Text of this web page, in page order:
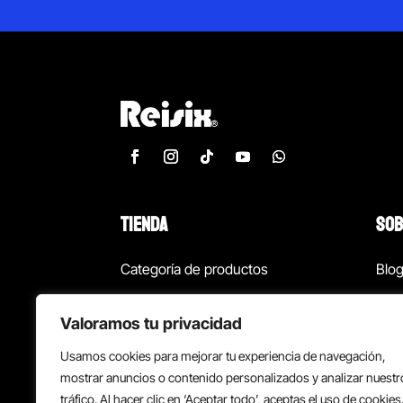
Valoramos tu privacidad
Usamos cookies para mejorar tu experiencia de navegación,
mostrar anuncios o contenido personalizados y analizar
tráfico. Al hacer clic en ‘Aceptar todo’, aceptas el uso de cookies.
TIENDA
Categoría de productos
¡Las mejores ofertas!
Back to school
Blog